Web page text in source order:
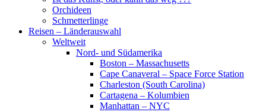
Orchideen
Schmetterlinge
Reisen – Länderauswahl
Weltweit
Nord- und Südamerika
Boston – Massachusetts
Cape Canaveral – Space Force Station
Charleston (South Carolina)
Cartagena – Kolumbien
Manhattan – NYC